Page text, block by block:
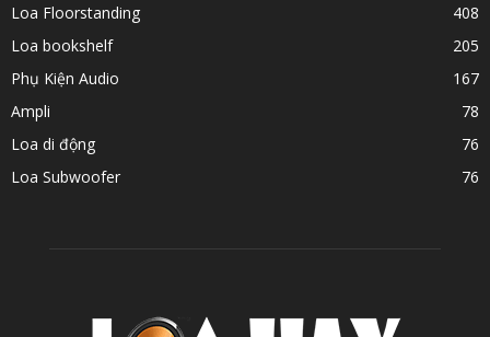
Loa Floorstanding
408
Loa bookshelf
205
Phụ Kiện Audio
167
Ampli
78
Loa di động
76
Loa Subwoofer
76